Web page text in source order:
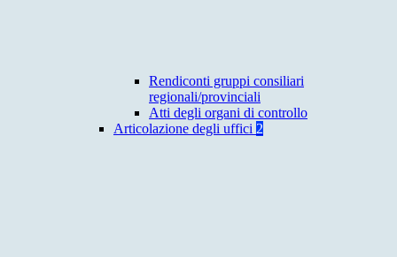
Rendiconti gruppi consiliari
regionali/provinciali
Atti degli organi di controllo
Articolazione degli uffici 2